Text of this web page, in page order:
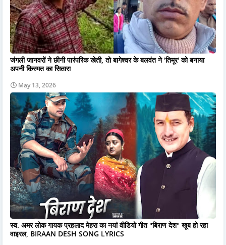
जंगली जानवरों ने छीनी पारंपरिक खेती, तो बागेश्वर के बलवंत ने 'तिमूर' को बनाया
अपनी किस्मत का सितारा
May 13, 2026
स्व. अमर लोक गायक प्रहलाद मेहरा का नयां वीडियो गीत "बिराण देश" खूब हो रहा
वाइरल, BIRAAN DESH SONG LYRICS